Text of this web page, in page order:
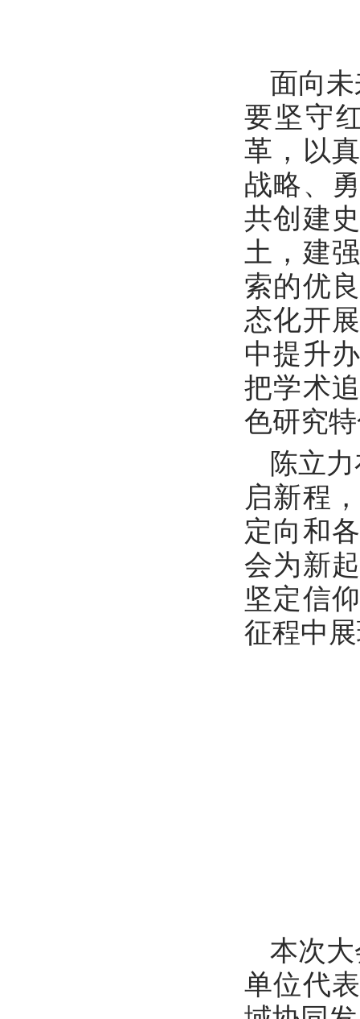
面向
要坚守
革，以
战略、
共创建
土，建
索的优
态化开
中提升
把学术
色研究
陈立
启新程
定向和
会为新
坚定信
征程中
本次
单位代